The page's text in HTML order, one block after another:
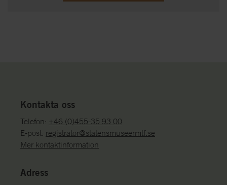
Kontakta oss
Telefon: +46 (0)455-35 93 00
E-post: registrator@statensmuseermtf.se
Mer kontaktinformation
Adress